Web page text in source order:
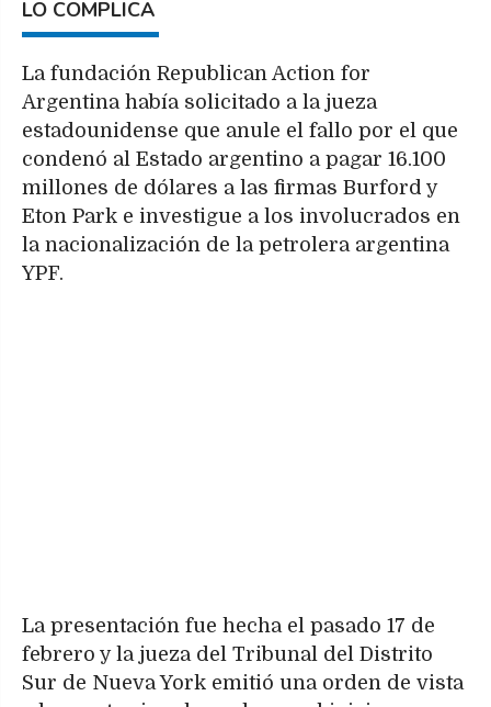
LO COMPLICA
La fundación Republican Action for
Argentina había solicitado a la jueza
estadounidense que anule el fallo por el que
condenó al Estado argentino a pagar 16.100
millones de dólares a las firmas Burford y
Eton Park e investigue a los involucrados en
la nacionalización de la petrolera argentina
YPF.
La presentación fue hecha el pasado 17 de
febrero y la jueza del Tribunal del Distrito
Sur de Nueva York emitió una orden de vista